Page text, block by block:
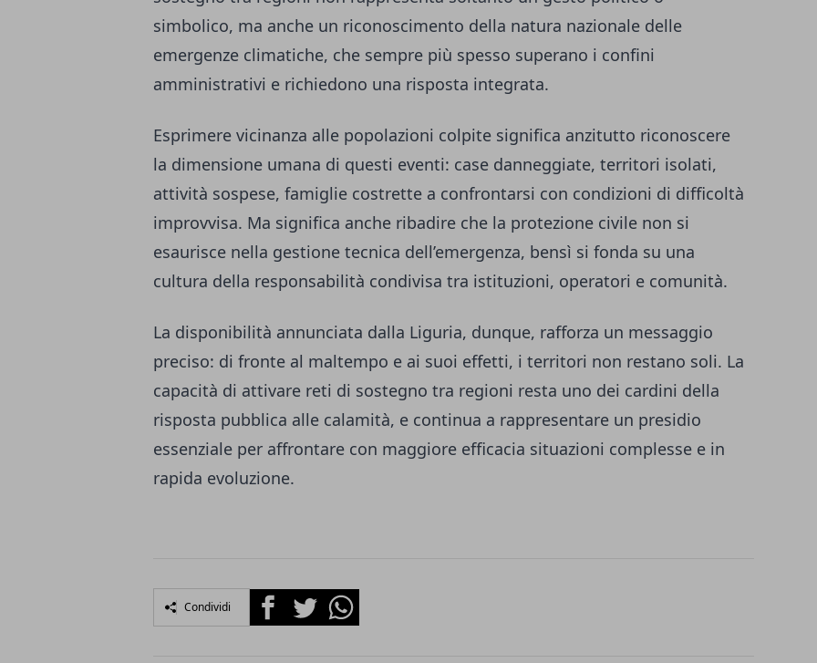
simbolico, ma anche un riconoscimento della natura nazionale delle
emergenze climatiche, che sempre più spesso superano i confini
amministrativi e richiedono una risposta integrata.
Esprimere vicinanza alle popolazioni colpite significa anzitutto riconoscere
la dimensione umana di questi eventi: case danneggiate, territori isolati,
attività sospese, famiglie costrette a confrontarsi con condizioni di difficoltà
improvvisa. Ma significa anche ribadire che la protezione civile non si
esaurisce nella gestione tecnica dell’emergenza, bensì si fonda su una
cultura della responsabilità condivisa tra istituzioni, operatori e comunità.
La disponibilità annunciata dalla Liguria, dunque, rafforza un messaggio
preciso: di fronte al maltempo e ai suoi effetti, i territori non restano soli. La
capacità di attivare reti di sostegno tra regioni resta uno dei cardini della
risposta pubblica alle calamità, e continua a rappresentare un presidio
essenziale per affrontare con maggiore efficacia situazioni complesse e in
rapida evoluzione.
Condividi FacebookTwitterWhatsapp